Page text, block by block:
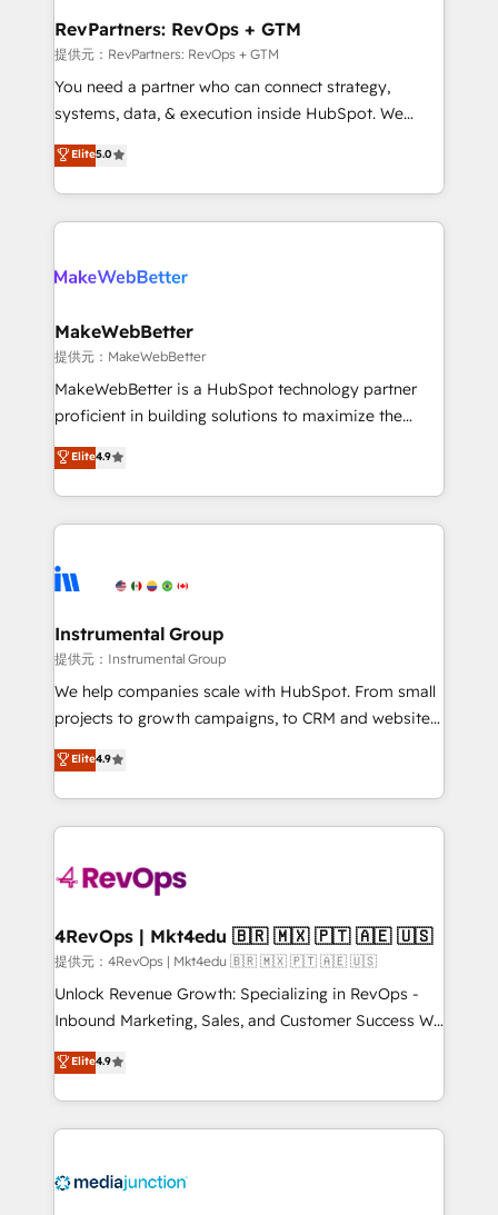
marketing campaigns, & RevOps frameworks that
fuel long-term success We connect the entire
customer lifecycle through seamless integrations,
ensure long-term adoption with change-
and service to drive sustainable growth With 6 key
HubSpot accreditations and experience across
RevPartners: RevOps + GTM
提供元：RevPartners: RevOps + GTM
You need a partner who can connect strategy,
systems, data, & execution inside HubSpot. We
bridge the gap where most agencies fall short by
combining GTM strategy with technical execution to
solve the right problem with the right solution. As the
only firm in the world to hold Elite Partner
clients gain a unique advantage in CRM architecture,
market execution. Why B2B Businesses Choose RP: -
Secure: Soc2 compliant 🛡️ - Pricing: Implementations
starting at $1,5k 💵 - Speed: Launch in 14 days ⚡ -
Global: 75+ RPers across five continents 🌐 - Scale:
HubSpot Partner 🪴 - Sales Hub: More
implementations than any other Partner 💻 -
agency for an Ops problem. Don't hire a technical
agency for a growth problem. Hire a partner built to
Elite5.0
MakeWebBetter
提供元：MakeWebBetter
MakeWebBetter is a HubSpot technology partner
proficient in building solutions to maximize the
operational efficiency of HubSpot. The fastest-
growing tech-enabler & facilitator, MakeWebBetter,
hands you the blend of HubSpot expertise &
eminent solutions & integrations. Trust us to
Elite Partners with 10+ years of HubSpot experience
Premier Partner 2023 🌟5 HubSpot Accreditations 🌟
Won HubSpot Theme Challenge 2021 🌟INBOUND’19
HubSpot Rising Star Why us? Harnessing the full
potential of the powerful HubSpot CRM. ✔️A team of
HubSpot experience ✔️Flexible pricing models —
Hourly-fee (assigned one Dedicated HubSpot
requirement). ✔️Helped over 25,000+ customers so
far with our HubSpot solutions. ✔️Bespoke apps &
on-demand bundle services. Connect with us today!
Elite4.9
Instrumental Group
提供元：Instrumental Group
We help companies scale with HubSpot. From small
projects to growth campaigns, to CRM and websites.
Hire an agency that's experienced in every inch of
HubSpot and willing to work hand-in-hand with your
team to simplify the complex and build a better
experience for your team and customers.
Elite4.9
4RevOps | Mkt4edu 🇧🇷 🇲🇽 🇵🇹 🇦🇪 🇺🇸
提供元：4RevOps | Mkt4edu 🇧🇷 🇲🇽 🇵🇹 🇦🇪 🇺🇸
Unlock Revenue Growth: Specializing in RevOps -
Inbound Marketing, Sales, and Customer Success We
specialize in driving revenue growth for companies
across industries through tailored marketing, sales,
and customer success strategies, utilizing RevOps
methodologies. As Latin America's largest HubSpot
offer unparalleled insights. Operating in five
Elite4.9